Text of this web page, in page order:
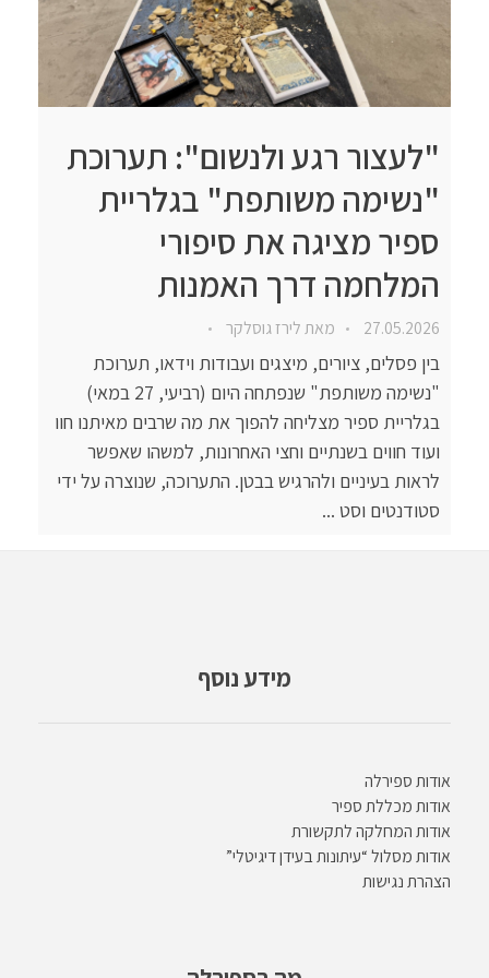
"לעצור רגע ולנשום": תערוכת
"נשימה משותפת" בגלריית
ספיר מציגה את סיפורי
המלחמה דרך האמנות
27.05.2026 מאתלירז גוסלקר
בין פסלים, ציורים, מיצגים ועבודות וידאו, תערוכת
"נשימה משותפת" שנפתחה היום (רביעי, 27 במאי)
בגלריית ספיר מצליחה להפוך את מה שרבים מאיתנו חוו
ועוד חווים בשנתיים וחצי האחרונות, למשהו שאפשר
לראות בעיניים ולהרגיש בבטן. התערוכה, שנוצרה על ידי
סטודנטים וסט ...
מידע נוסף
אודות ספירלה
אודות מכללת ספיר
אודות המחלקה לתקשורת
אודות מסלול “עיתונות בעידן דיגיטלי”
הצהרת נגישות